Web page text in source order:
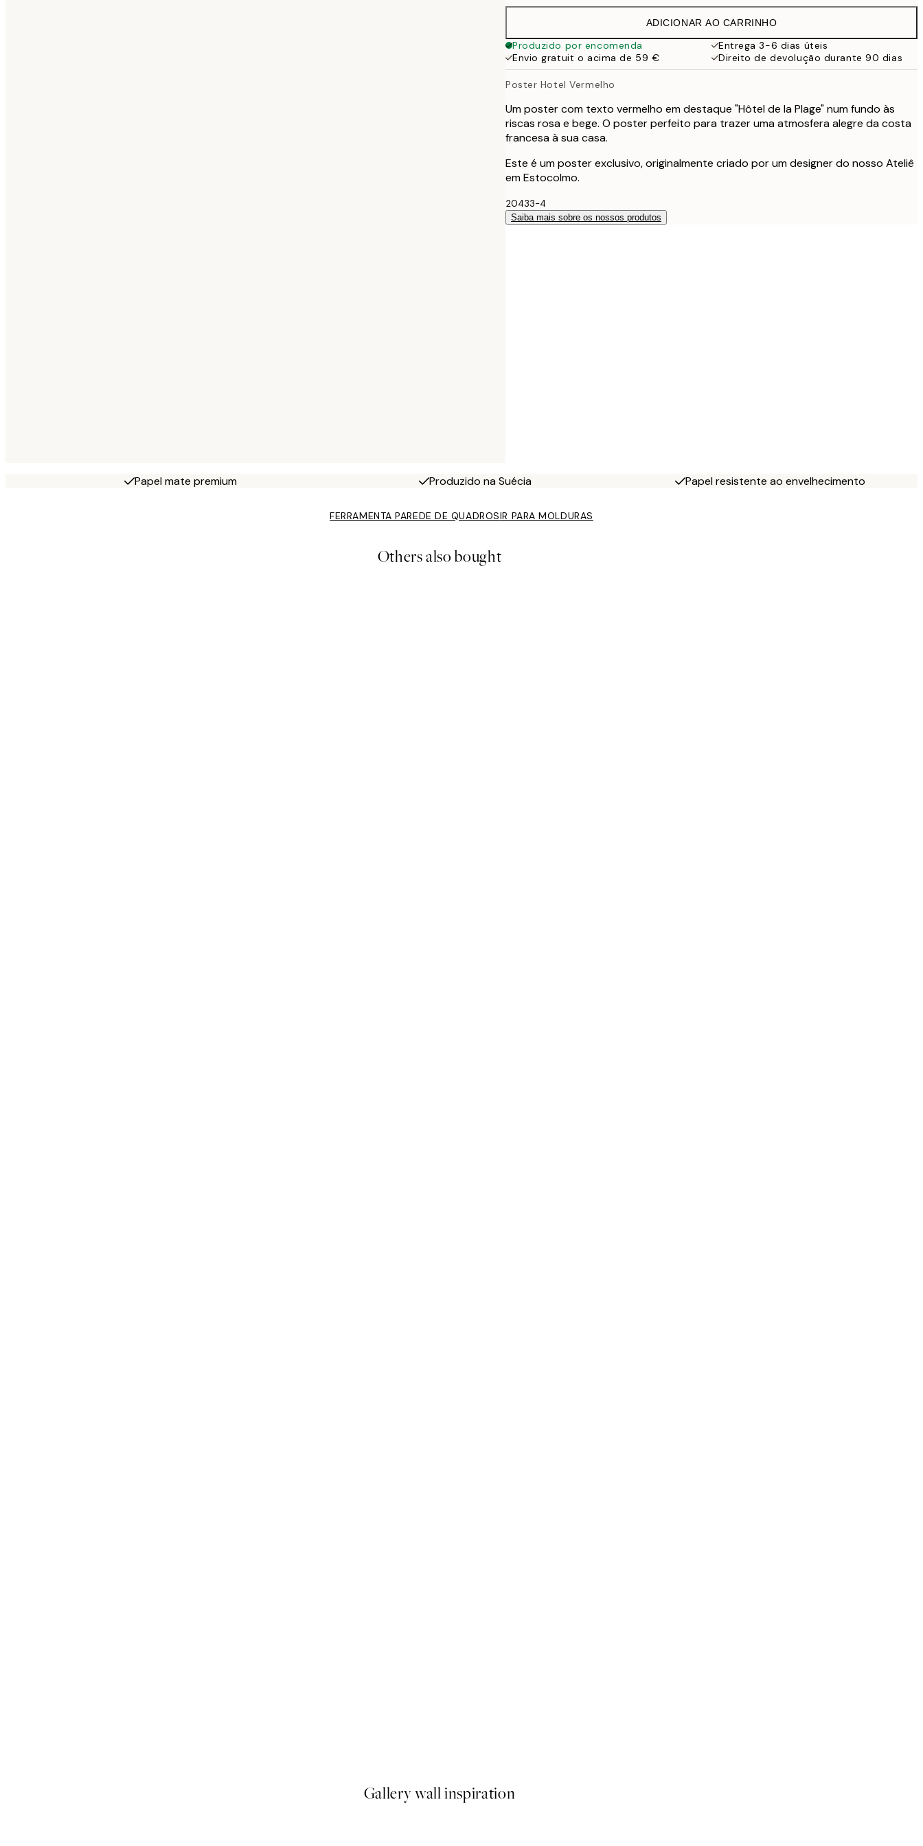
50x70 cm 32,45 €
ADICIONAR AO CARRINHO
Produzido por encomenda
Entrega 3-6 dias úteis
Envio gratuit o acima de 59 €
Direito de devolução durante 90 dias
Poster Hotel Vermelho
Um poster com texto vermelho em destaque "Hôtel de la Plage" num fundo às
riscas rosa e bege. O poster perfeito para trazer uma atmosfera alegre da costa
francesa à sua casa.
Este é um poster exclusivo, originalmente criado por um designer do nosso Ateliê
em Estocolmo.
20433-4
Saiba mais sobre os nossos produtos
Papel mate premium Produzido na Suécia Papel resistente ao envelhecimento
FERRAMENTA PAREDE DE QUADROSIR PARA MOLDURAS
Others also bought
Gallery wall inspiration